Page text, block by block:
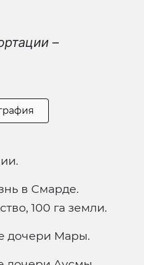
–
в Смарде.
100 га земли.
дочери Мары.